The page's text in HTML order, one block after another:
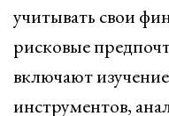
учитывать свои
рисковые
включают
инструментов,